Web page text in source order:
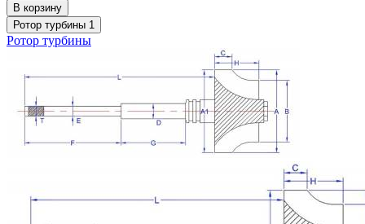
В корзину
Ротор турбины 1
Ротор турбины